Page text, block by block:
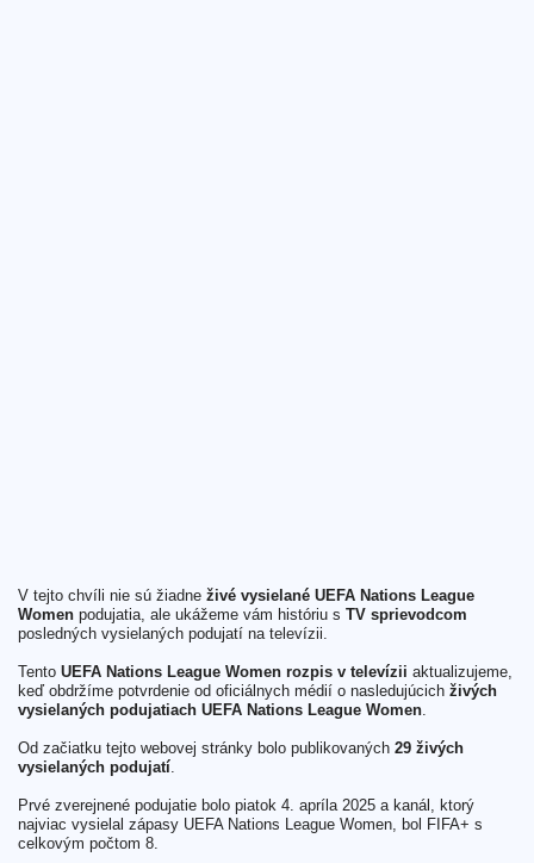
V tejto chvíli nie sú žiadne živé vysielané UEFA Nations League
Women podujatia, ale ukážeme vám históriu s TV sprievodcom
posledných vysielaných podujatí na televízii.
Tento UEFA Nations League Women rozpis v televízii aktualizujeme,
keď obdržíme potvrdenie od oficiálnych médií o nasledujúcich živých
vysielaných podujatiach UEFA Nations League Women.
Od začiatku tejto webovej stránky bolo publikovaných 29 živých
vysielaných podujatí.
Prvé zverejnené podujatie bolo piatok 4. apríla 2025 a kanál, ktorý
najviac vysielal zápasy UEFA Nations League Women, bol FIFA+ s
celkovým počtom 8.